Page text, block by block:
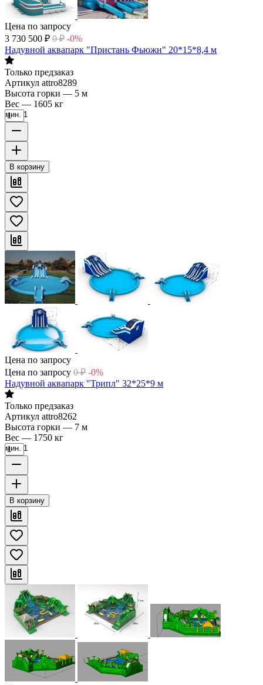
Цена по запросу
3 730 500 ₽ 0 ₽ -0%
Надувной аквапарк "Пристань Фьюжн" 20*15*8,4 м
Только предзаказ
Артикул attro8289
Высота горки — 5 м
Вес — 1605 кг
мин. 1
В корзину
Цена по запросу
Цена по запросу 0 ₽ -0%
Надувной аквапарк "Трипл" 32*25*9 м
Только предзаказ
Артикул attro8262
Высота горки — 7 м
Вес — 1750 кг
мин. 1
В корзину